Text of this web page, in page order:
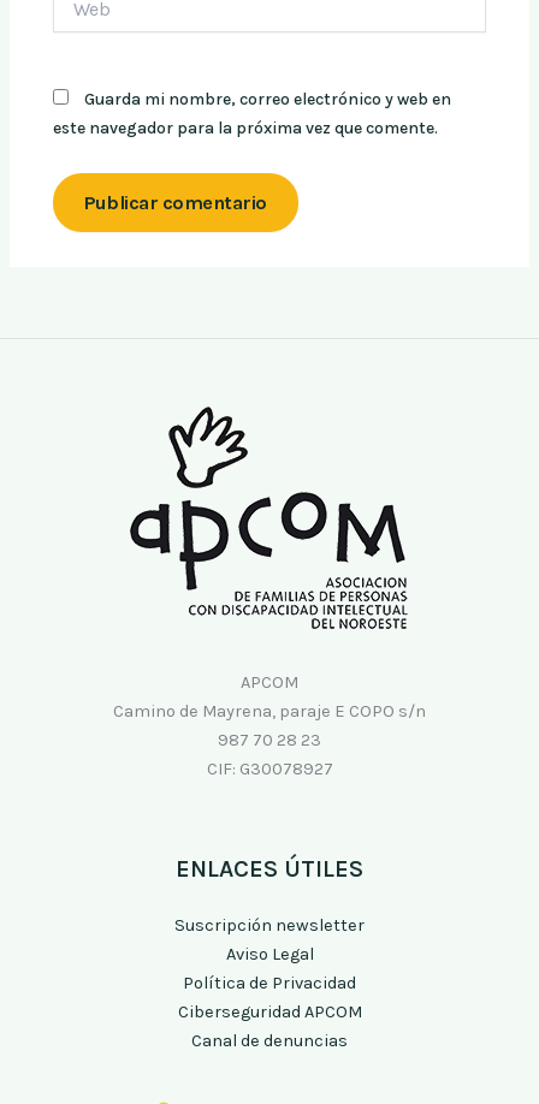
Guarda mi nombre, correo electrónico y web en
este navegador para la próxima vez que comente.
APCOM
Camino de Mayrena, paraje E COPO s/n
987 70 28 23
CIF: G30078927
ENLACES ÚTILES
Suscripción newsletter
Aviso Legal
Política de Privacidad
Ciberseguridad APCOM
Canal de denuncias